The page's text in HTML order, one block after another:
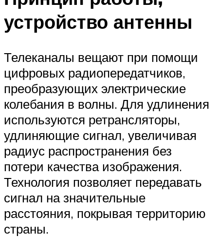
устройство антенны
Телеканалы вещают при помощи
цифровых радиопередатчиков,
преобразующих электрические
колебания в волны. Для удлинения
используются ретрансляторы,
удлиняющие сигнал, увеличивая
радиус распространения без
потери качества изображения.
Технология позволяет передавать
сигнал на значительные
расстояния, покрывая территорию
страны.